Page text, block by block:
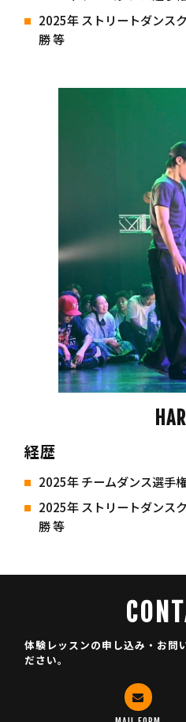
2025年 ストリートダンス
勝 等
経歴
2025年 チームダンス選手
2025年 ストリートダンス
勝 等
体験レッスンの申し込み・お問
ださい。